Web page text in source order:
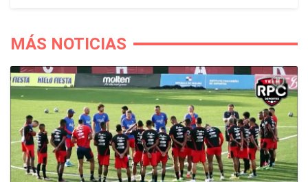
MÁS NOTICIAS